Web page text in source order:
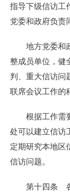
指导下级信访工
党委和政府负责
地方党委和政
整成员单位，健
判、重大信访问
联席会议工作的
根据工作需要
处可以建立信访
定期研究本地区
信访问题。
第十四条 各